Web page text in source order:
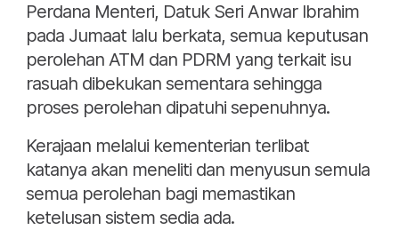
Perdana Menteri, Datuk Seri Anwar Ibrahim
pada Jumaat lalu berkata, semua keputusan
perolehan ATM dan PDRM yang terkait isu
rasuah dibekukan sementara sehingga
proses perolehan dipatuhi sepenuhnya.
Kerajaan melalui kementerian terlibat
katanya akan meneliti dan menyusun semula
semua perolehan bagi memastikan
ketelusan sistem sedia ada.